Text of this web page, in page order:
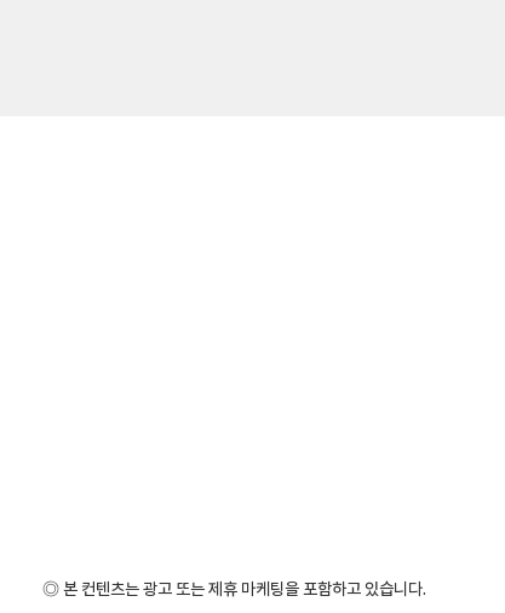
◎ 본 컨텐츠는 광고 또는 제휴 마케팅을 포함하고 있습니다.